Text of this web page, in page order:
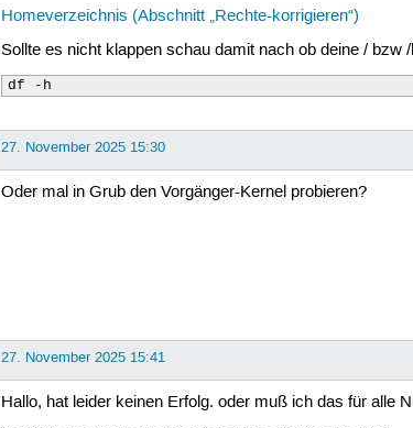
Homeverzeichnis (Abschnitt „Rechte-korrigieren“)
Sollte es nicht klappen schau damit nach ob deine / bzw
df -h
27. November 2025 15:30
Oder mal in Grub den Vorgänger-Kernel probieren?
27. November 2025 15:41
Hallo, hat leider keinen Erfolg. oder muß ich das für alle